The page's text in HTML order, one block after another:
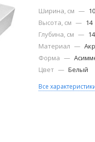
Ширина, см —
Высота, см — 14
Глубина, см — 14
Материал —
Форма —
Цвет — Белый
Все